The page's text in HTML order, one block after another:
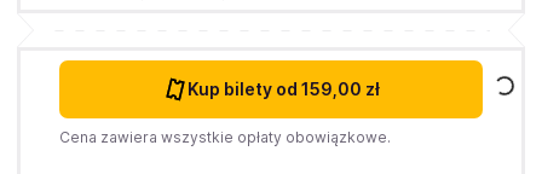
Kup bilety od 159,00 zł
Cena zawiera wszystkie opłaty obowiązkowe.